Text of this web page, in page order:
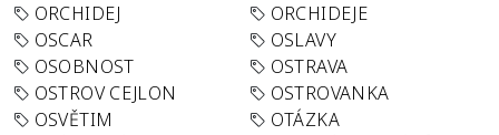
ORCHIDEJ
ORCHIDEJE
OSCAR
OSLAVY
OSOBNOST
OSTRAVA
OSTROV CEJLON
OSTROVANKA
OSVĚTIM
OTÁZKA